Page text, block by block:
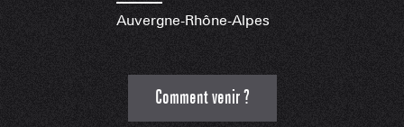
Auvergne-Rhône-Alpes
Comment venir ?